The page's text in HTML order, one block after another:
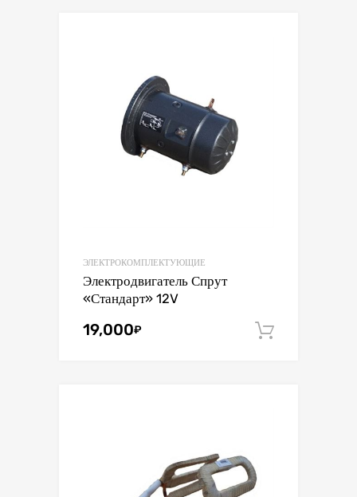
ЭЛЕКТРОКОМПЛЕКТУЮЩИЕ
Электродвигатель Спрут
«Стандарт» 12V
19,000₽